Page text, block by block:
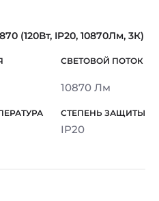
(120Вт, IP20, 10870Лм, 3К)
10870 Лм
IP20